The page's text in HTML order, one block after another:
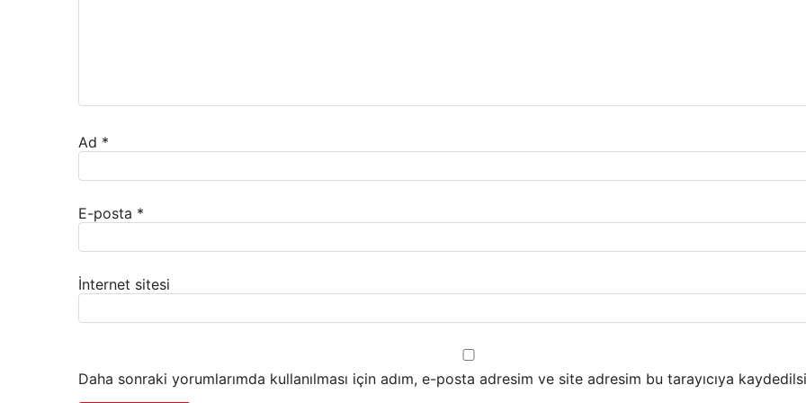
Ad *
E-posta *
İnternet sitesi
Daha sonraki yorumlarımda kullanılması için adım, e-posta adresim ve site adresim bu tarayıcıya